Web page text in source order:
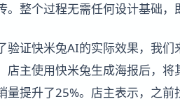
。整个过程无需任何设计基础，
验证快米兔AI的实际效果，我
店主使用快米兔生成海报后，
量提升了25%。店主表示，之